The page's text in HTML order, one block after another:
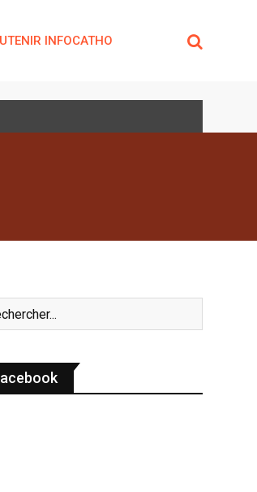
INFOCATHO